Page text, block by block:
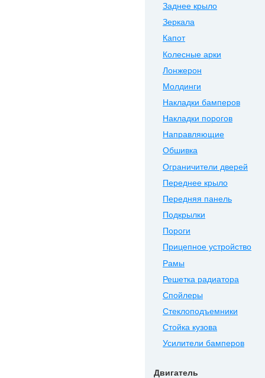
Заднее крыло
Зеркала
Капот
Колесные арки
Лонжерон
Молдинги
Накладки бамперов
Накладки порогов
Направляющие
Обшивка
Ограничители дверей
Переднее крыло
Передняя панель
Подкрылки
Пороги
Прицепное устройство
Рамы
Решетка радиатора
Спойлеры
Стеклоподъемники
Стойка кузова
Усилители бамперов
Двигатель